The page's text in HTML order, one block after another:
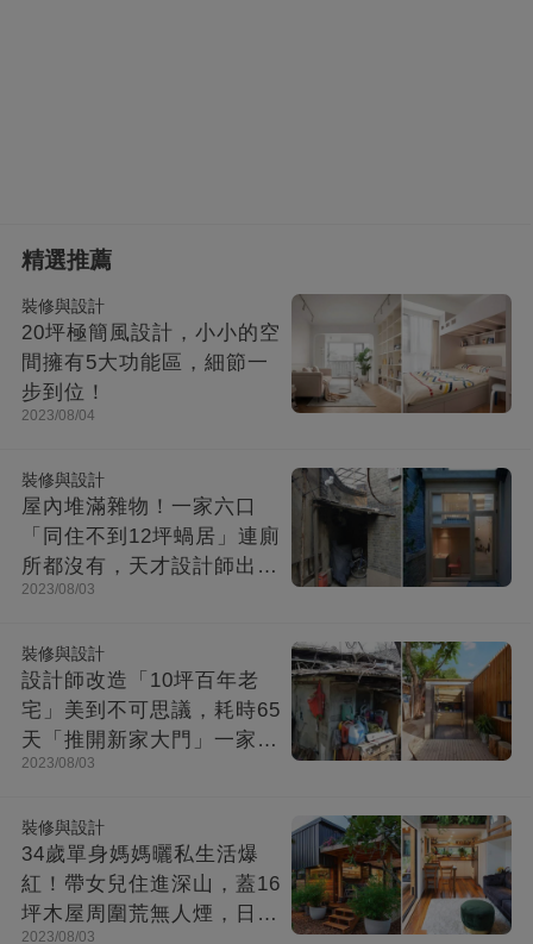
精選推薦
裝修與設計
20坪極簡風設計，小小的空
間擁有5大功能區，細節一
步到位！
2023/08/04
裝修與設計
屋內堆滿雜物！一家六口
「同住不到12坪蝸居」連廁
所都沒有，天才設計師出馬
「打造功能齊全迷你房」成
2023/08/03
裝修與設計
設計師改造「10坪百年老
宅」美到不可思議，耗時65
天「推開新家大門」一家8
口哭了
2023/08/03
裝修與設計
34歲單身媽媽曬私生活爆
紅！帶女兒住進深山，蓋16
坪木屋周圍荒無人煙，日子
2023/08/03